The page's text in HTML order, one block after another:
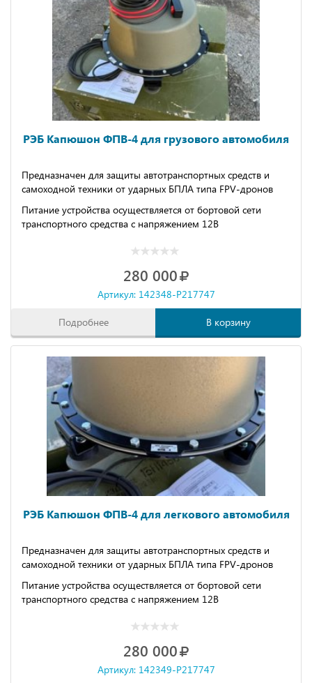
РЭБ Капюшон ФПВ-4 для грузового автомобиля
Предназначен для защиты автотранспортных средств и
самоходной техники от ударных БПЛА типа FPV-дронов
Питание устройства осуществляется от бортовой сети
транспортного средства с напряжением 12В
Зона действия устройства - 200м от защищаемого объекта
Возможно увеличение мощности передатчиков до 50Вт
280 000
Артикул: 142348-P217747
Подробнее В корзину
РЭБ Капюшон ФПВ-4 для легкового автомобиля
Предназначен для защиты автотранспортных средств и
самоходной техники от ударных БПЛА типа FPV-дронов
Питание устройства осуществляется от бортовой сети
транспортного средства с напряжением 12В
Зона действия устройства - 200м от защищаемого объекта
Возможно увеличение мощности передатчиков до 50Вт.
280 000
Артикул: 142349-P217747